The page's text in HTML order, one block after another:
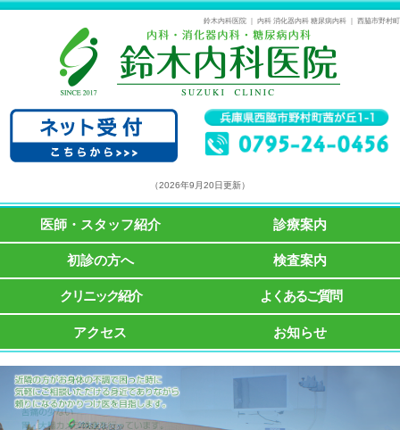
鈴木内科医院 ｜ 内科 消化器内科 糖尿病内科 ｜ 西脇市野村町
（2026年9月20日更新）
医師・スタッフ紹介 診療案内
初診の方へ 検査案内
クリニック紹介 よくあるご質問
アクセス お知らせ